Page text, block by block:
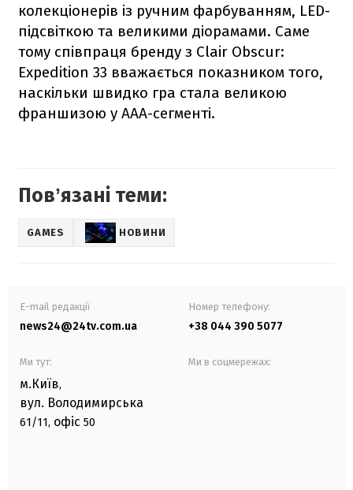
колекціонерів із ручним фарбуванням, LED-
підсвіткою та великими діорамами. Саме
тому співпраця бренду з Clair Obscur:
Expedition 33 вважається показником того,
наскільки швидко гра стала великою
франшизою у AAA-сегменті.
Повʼязані теми:
GAMES НОВИНИ
E-mail редакції
news24@24tv.com.ua
Номер телефону:
+38 044 390 5077
Ми тут:
м.Київ,
вул. Володимирська
61/11, офіс 50
Ми в соцмережах: